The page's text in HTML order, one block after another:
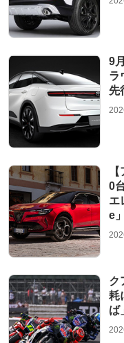
9
ラ
先
0
エ
e
ク
耗
ば